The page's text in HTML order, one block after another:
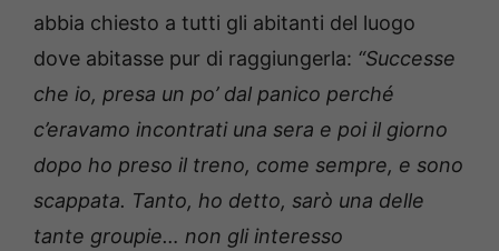
abbia chiesto a tutti gli abitanti del luogo
dove abitasse pur di raggiungerla: “Successe
che io, presa un po’ dal panico perché
c’eravamo incontrati una sera e poi il giorno
dopo ho preso il treno, come sempre, e sono
scappata. Tanto, ho detto, sarò una delle
tante groupie… non gli interesso